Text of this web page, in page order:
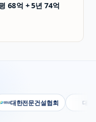
68억 + 5년 74억
대한전문건설협회 대한기